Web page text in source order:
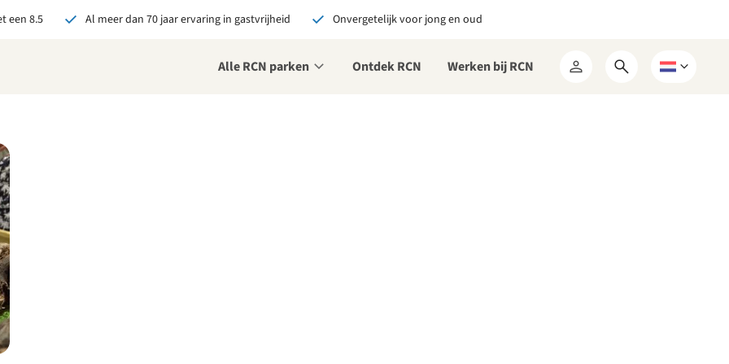
een 8.5 Al meer dan 70 jaar ervaring in gastvrijheid Onvergetelijk voor jong en oud
Alle RCN parken Ontdek RCN Werken bij RCN
Mijn
Open
Kies
bij RCN boekt, krijg je:
De beste prijsgarantie
Exclusieve voordelen
Persoonlijk contact
alle voordelen